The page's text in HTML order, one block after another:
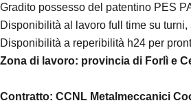
Gradito possesso del patentino PES
Disponibilità al lavoro full time su
Disponibilità a reperibilità h24 per
Zona di lavoro: provincia di Forlì e
Contratto: CCNL Metalmeccanici